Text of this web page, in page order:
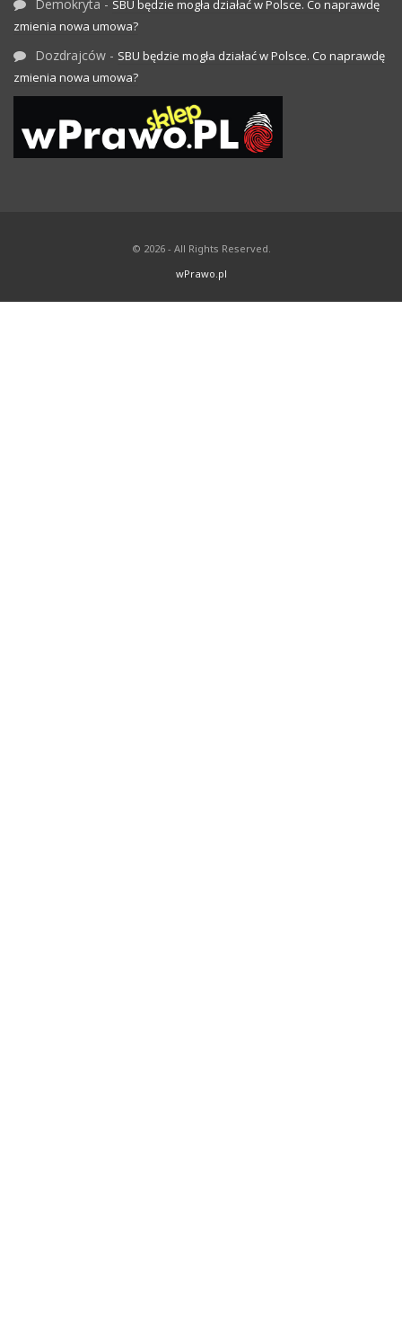
Demokryta - SBU będzie mogła działać w Polsce. Co naprawdę
zmienia nowa umowa?
Dozdrajców - SBU będzie mogła działać w Polsce. Co naprawdę
zmienia nowa umowa?
© 2026 - All Rights Reserved.
wPrawo.pl